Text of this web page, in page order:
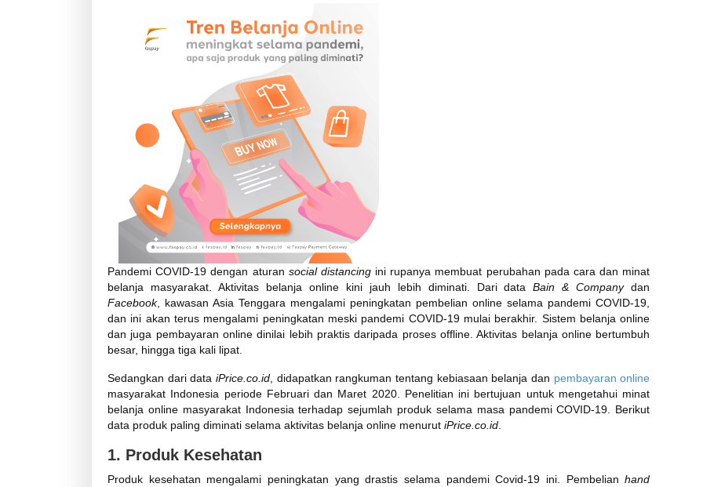
Pandemi COVID-19 dengan aturan social distancing ini rupanya membuat perubahan pada cara dan minat
belanja masyarakat. Aktivitas belanja online kini jauh lebih diminati. Dari dataBain & Companydan
Facebook, kawasan Asia Tenggara mengalami peningkatan pembelian online selama pandemi COVID-19,
dan ini akan terus mengalami peningkatan meski pandemi COVID-19 mulai berakhir. Sistem belanja online
dan juga pembayaran online dinilai lebih praktis daripada proses offline. Aktivitas belanja online bertumbuh
besar, hingga tiga kali lipat.
Sedangkan dari data iPrice.co.id, didapatkan rangkuman tentang kebiasaan belanja dan pembayaran online
masyarakat Indonesia periode Februari dan Maret 2020. Penelitian ini bertujuan untuk mengetahui minat
belanja online masyarakat Indonesia terhadap sejumlah produk selama masa pandemi COVID-19. Berikut
data produk paling diminati selama aktivitas belanja online menurut iPrice.co.id
1. Produk Kesehatan
Produk kesehatan mengalami peningkatan yang drastis selama pandemi Covid-19 ini. Pembelianhand